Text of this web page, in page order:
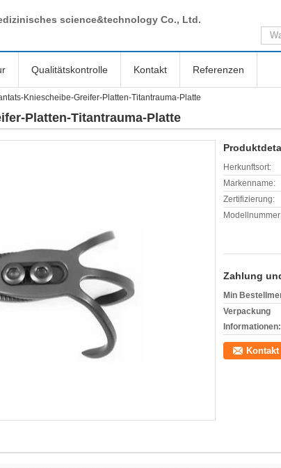
science&technology Co., Ltd.
Qualitätskontrolle Kontakt Referenzen
Kniescheibe-Greifer-Platten-Titantrauma-Platte
Platten-Titantrauma-Platte
Herkunftsort:
Markenname:
Zertifizierung:
Zahlung
Min
Verpackung
Informationen:
Kontakt